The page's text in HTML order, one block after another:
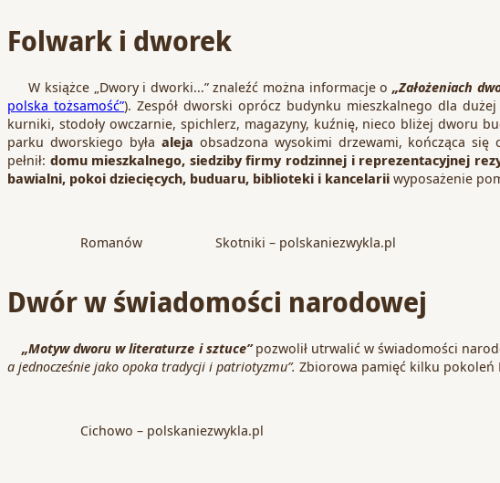
Folwark i dworek
W książce „Dwory i dworki…” znaleźć można informacje o„Założeniach
polska tożsamość”). Zespół dworski oprócz budynku mieszkalnego dla
kurniki, stodoły owczarnie, spichlerz, magazyny, kuźnię, nieco bliżej dworu
parku dworskiego była aleja obsadzona wysokimi drzewami, kończąca się
pełnił: domu mieszkalnego, siedziby firmy rodzinnej i reprezentacyjnej
bawialni, pokoi dziecięcych, buduaru, biblioteki i kancelarii wyposażenie
Romanów Skotniki – polskaniezwykla.pl
Dwór w świadomości narodowej
„Motyw dworu w literaturze i sztuce”pozwolił utrwalić w świadomości
a jednocześnie jako opoka tradycji i patriotyzmu”. Zbiorowa pamięć kilku pokoleń
Cichowo – polskaniezwykla.pl